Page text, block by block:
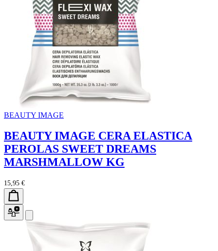
BEAUTY IMAGE
BEAUTY IMAGE CERA ELASTICA
PEROLAS SWEET DREAMS
MARSHMALLOW KG
15,95 €